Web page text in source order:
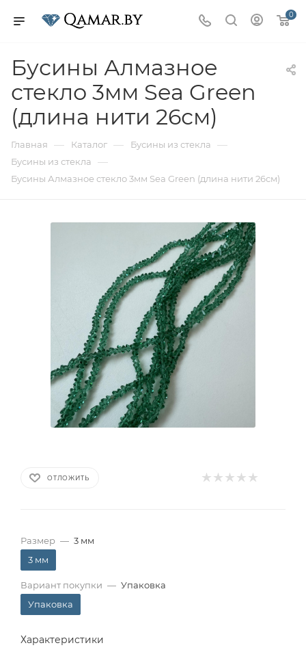
0
Бусины Алмазное
стекло 3мм Sea Green
(длина нити 26см)
Главная — Каталог — Бусины из стекла —
Бусины из стекла —
Бусины Алмазное стекло 3мм Sea Green (длина нити 26см)
ОТЛОЖИТЬ
Размер — 3 мм
3 мм
Вариант покупки — Упаковка
Упаковка
Характеристики